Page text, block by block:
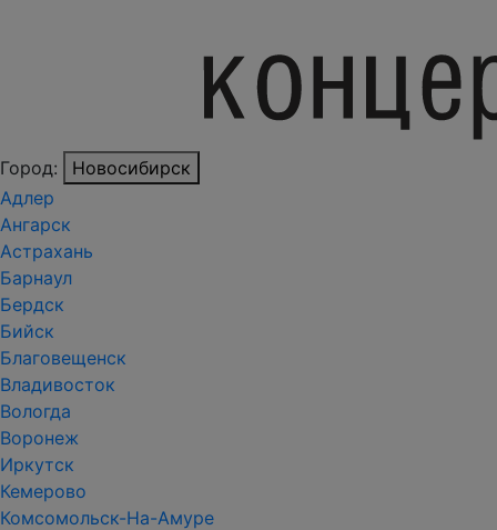
Город:
Новосибирск
Адлер
Ангарск
Астрахань
Барнаул
Бердск
Бийск
Благовещенск
Владивосток
Вологда
Воронеж
Иркутск
Кемерово
Комсомольск-На-Амуре